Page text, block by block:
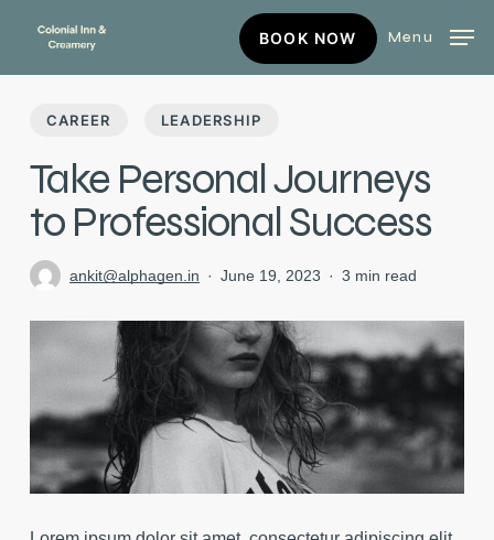
main
BOOK NOW
BOOK
NOW
Menu
CAREER LEADERSHIP
Take Personal Journeys
to Professional Success
ankit@alphagen.in June 19, 2023 3 min read